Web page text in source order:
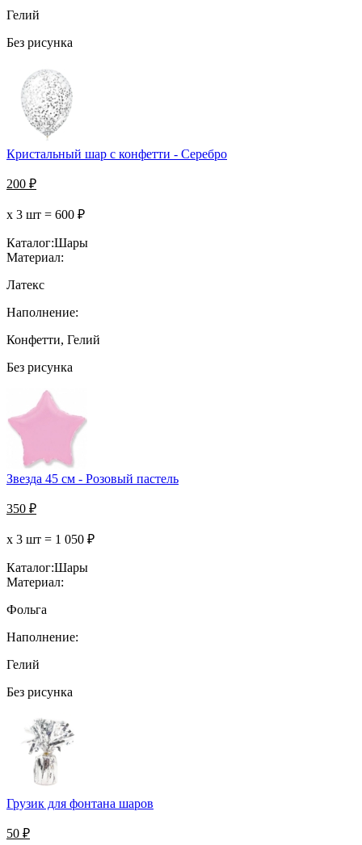
Гелий
Без рисунка
Кристальный шар с конфетти - Серебро
200 ₽
х 3 шт = 600 ₽
Каталог:Шары
Материал:
Латекс
Наполнение:
Конфетти, Гелий
Без рисунка
Звезда 45 см - Розовый пастель
350 ₽
х 3 шт = 1 050 ₽
Каталог:Шары
Материал:
Фольга
Наполнение:
Гелий
Без рисунка
Грузик для фонтана шаров
50 ₽